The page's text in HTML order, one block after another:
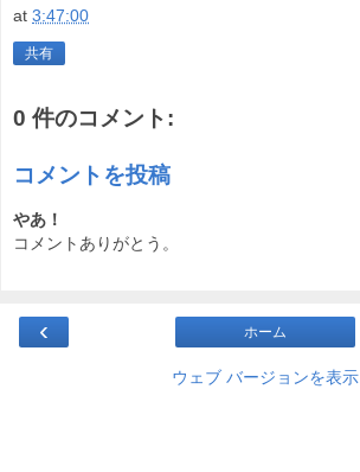
at 3:47:00
共有
0 件のコメント:
コメントを投稿
やあ！
コメントありがとう。
‹ ホーム
ウェブ バージョンを表示